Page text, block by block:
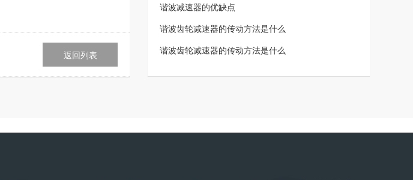
返回列表
谐波减速器的优缺点
谐波齿轮减速器的传动方法是什么
谐波齿轮减速器的传动方法是什么